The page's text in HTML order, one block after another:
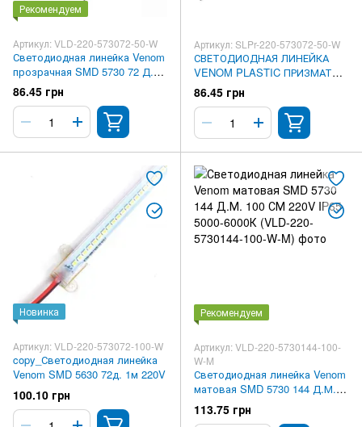
Рекомендуем
Артикул: VLD-220-573072-50-W
Светодиодная линейка Venom
прозрачная SMD 5730 72 Д.М.
50 СМ 220V IP65 5000-6000К
(VLD-220-573072-50-W)
86.45 грн
Артикул: SLPr-220-573072-50-W
СВЕТОДИОДНАЯ ЛИНЕЙКА
VENOM PLASTIC ПРИЗМАТИК
SMD 5730 72 Д.М. 50 СМ 220V
IP65 6500К (SLPR-220-573072-
86.45 грн
Новинка
Артикул: VLD-220-573072-100-W
copy_Светодиодная линейка
Venom SMD 5630 72д. 1м 220V
100.10 грн
Рекомендуем
Артикул: VLD-220-5730144-100-
W-M
Светодиодная линейка Venom
матовая SMD 5730 144 Д.М.
100 СМ 220V IP65 5000-6000К
(VLD-220-5730144-100-W-M)
113.75 грн